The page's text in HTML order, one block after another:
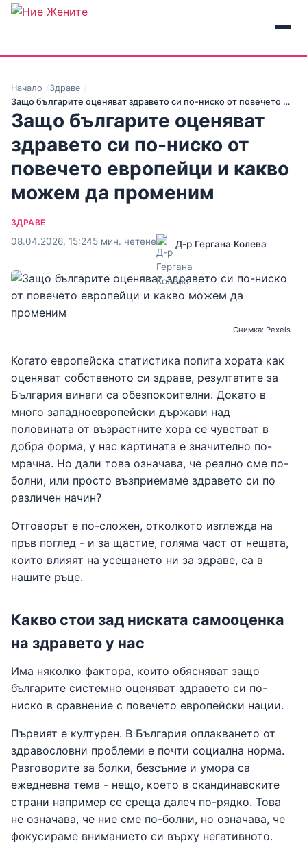
Начало
Здраве
Защо българите оценяват здравето си по-ниско от повечето …
Защо българите оценяват
здравето си по-ниско от
повечето европейци и какво
можем да променим
ЗДРАВЕ
08.04.2026, 15:245 мин. четене Д-р Гергана Колева
Снимка: Pexels
Когато европейска статистика попита хората как
оценяват собственото си здраве, резултатите за
България винаги са обезпокоителни. Докато в
много западноевропейски държави над
половината от възрастните хора се чувстват в
добра форма, у нас картината е значително по-
мрачна. Но дали това означава, че реално сме по-
болни, или просто възприемаме здравето си по
различен начин?
Отговорът е по-сложен, отколкото изглежда на
пръв поглед - и за щастие, голяма част от нещата,
които влияят на усещането ни за здраве, са в
нашите ръце.
Какво стои зад ниската самооценка
на здравето у нас
Има няколко фактора, които обясняват защо
българите системно оценяват здравето си по-
ниско в сравнение с повечето европейски нации.
Първият е културен. В България оплакването от
здравословни проблеми е почти социална норма.
Разговорите за болки, безсъние и умора са
ежедневна тема - нещо, което в скандинавските
страни например се среща далеч по-рядко. Това
не означава, че ние сме по-болни, но означава, че
фокусираме вниманието си върху негативното.